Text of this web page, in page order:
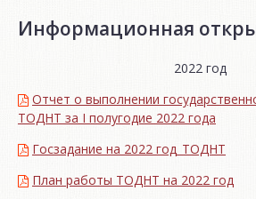
Информационная
2022 год
Отчет о выполнении
ТОДНТ за I полугодие 2022 года
Госзадание на 2022 год_ТОДНТ
План работы ТОДНТ на 2022 год